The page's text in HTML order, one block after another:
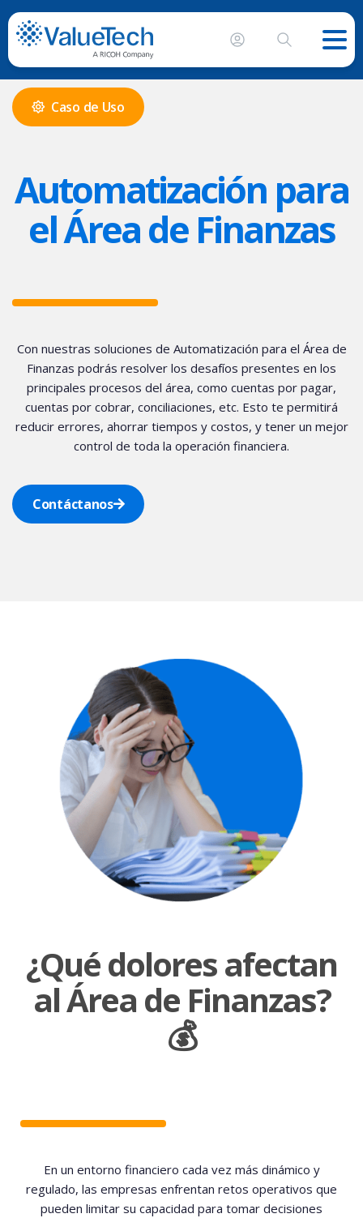
Caso de Uso
Automatización para
el Área de Finanzas
Con nuestras soluciones de Automatización para el Área de
Finanzas podrás resolver los desafíos presentes en los
principales procesos del área, como cuentas por pagar,
cuentas por cobrar, conciliaciones, etc. Esto te permitirá
reducir errores, ahorrar tiempos y costos, y tener un mejor
control de toda la operación financiera.
Contáctanos
¿Qué dolores afectan
al Área de Finanzas?
💰
En un entorno financiero cada vez más dinámico y
regulado, las empresas enfrentan retos operativos que
pueden limitar su capacidad para tomar decisiones